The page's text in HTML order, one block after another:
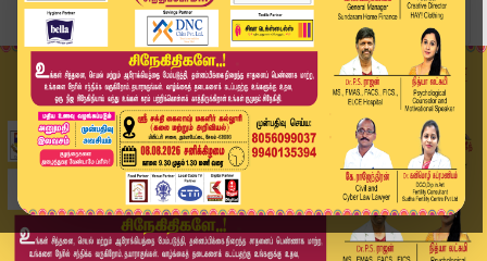
விமர்சனங்கள் வலியை தந்தாலும், உண்மையாக இருந்தோம...